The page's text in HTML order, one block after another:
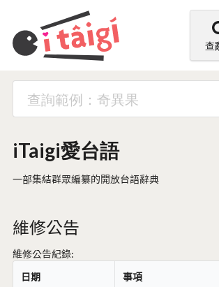
查
iTaigi愛台語
一部集結群眾編纂的開放台語辭典
維修公告
維修公告紀錄:
日期
事項